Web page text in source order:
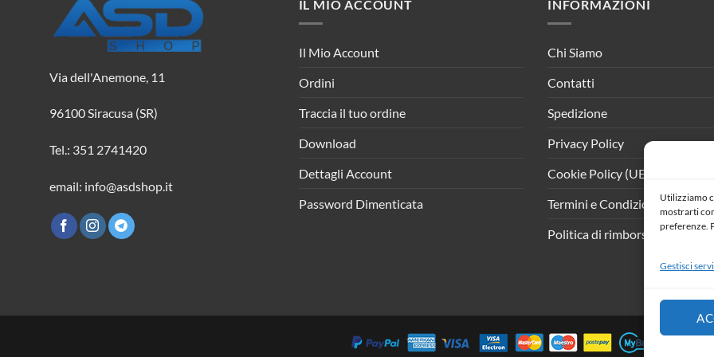
Utilizziamo
mostrarti
preferenze.
Gestisci
Via dell'Anemone, 11
96100 Siracusa (SR)
Tel.: 351 2741420
email: info@asdshop.it
IL MIO ACCOUNT
Il Mio Account
Ordini
Traccia il tuo ordine
Download
Dettagli Account
Password Dimenticata
INFORMAZIONI
Chi Siamo
Contatti
Spedizione
Privacy Policy
Cookie Policy (UE)
Termini e Condizioni
Politica di rimborso e resi